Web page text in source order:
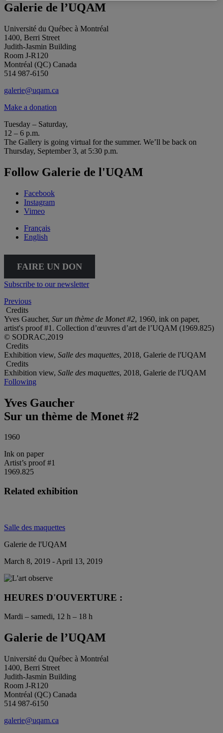
Galerie de l’UQAM
Université du Québec à Montréal
1400, Berri Street
Judith-Jasmin Building
Room J-R120
Montréal (QC) Canada
514 987-6150
galerie@uqam.ca
Make a donation
Tuesday – Saturday,
12 – 6 p.m.
The Gallery is going virtual for the summer. We’ll be back on
Thursday, September 3, at 5:30 p.m.
Follow Galerie de l'UQAM
Facebook
Instagram
Vimeo
Français
English
FAIRE UN DON
Subscribe to our newsletter
Previous
Credits
Yves Gaucher, Sur un thème de Monet #2, 1960, ink on paper,
artist's proof #1. Collection d’œuvres d’art de l’UQAM (1969.825)
© SODRAC,2019
Credits
Exhibition view, Salle des maquettes, 2018, Galerie de l'UQAM
Credits
Exhibition view, Salle des maquettes, 2018, Galerie de l'UQAM
Following
Yves Gaucher
Sur un thème de Monet #2
1960
Ink on paper
Artist’s proof #1
1969.825
Related exhibition
Salle des maquettes
Galerie de l'UQAM
March 8, 2019 - April 13, 2019
HEURES D'OUVERTURE :
Mardi – samedi, 12 h – 18 h
Galerie de l’UQAM
Université du Québec à Montréal
1400, Berri Street
Judith-Jasmin Building
Room J-R120
Montréal (QC) Canada
514 987-6150
galerie@uqam.ca